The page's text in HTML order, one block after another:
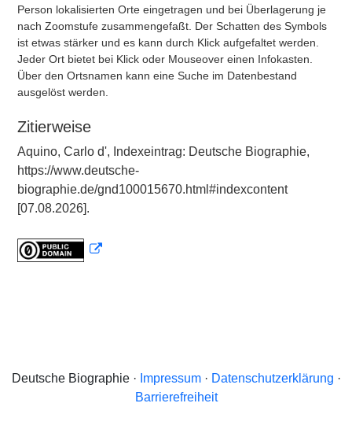
Person lokalisierten Orte eingetragen und bei Überlagerung je
nach Zoomstufe zusammengefaßt. Der Schatten des Symbols
ist etwas stärker und es kann durch Klick aufgefaltet werden.
Jeder Ort bietet bei Klick oder Mouseover einen Infokasten.
Über den Ortsnamen kann eine Suche im Datenbestand
ausgelöst werden.
Zitierweise
Aquino, Carlo d', Indexeintrag: Deutsche Biographie,
https://www.deutsche-
biographie.de/gnd100015670.html#indexcontent
[07.08.2026].
Deutsche Biographie · Impressum· Datenschutzerklärung ·
Barrierefreiheit